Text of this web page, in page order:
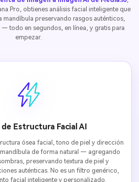
Pro, obtienes análisis facial inteligente que
mandíbula preservando rasgos auténticos,
todo en segundos, en línea, y gratis para
empezar.
Estructura Facial AI
ósea facial, tono de piel y dirección
de forma natural — agregando
preservando textura de piel y
auténticas. No es un filtro genérico,
facial inteligente y personalizado.